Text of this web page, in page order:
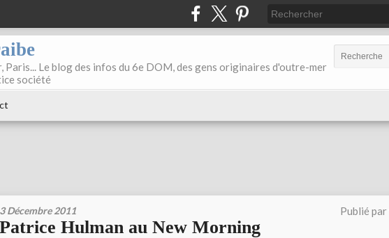
Paris... Le blog des infos du 6e DOM, des gens originaires d'outre-mer
société
3 Décembre 2011 Publié par
Patrice Hulman au New Morning